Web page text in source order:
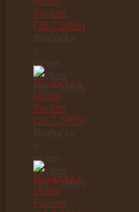
Rozlučka
s
otcem
Pavlem
(26.7.2009)
Rozlučka
s
otcem
Pavlem
(26.7.2009)